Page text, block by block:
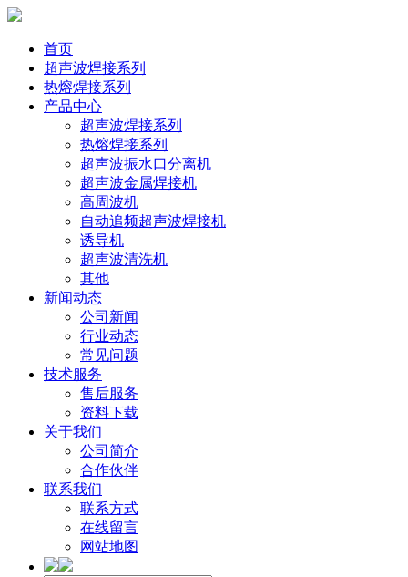
首页
超声波焊接系列
热熔焊接系列
产品中心
超声波焊接系列
热熔焊接系列
超声波振水口分离机
超声波金属焊接机
高周波机
自动追频超声波焊接机
诱导机
超声波清洗机
其他
新闻动态
公司新闻
行业动态
常见问题
技术服务
售后服务
资料下载
关于我们
公司简介
合作伙伴
联系我们
联系方式
在线留言
网站地图